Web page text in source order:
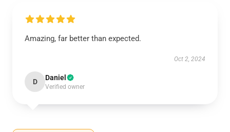
Amazing, far better than expected.
Oct 2, 2024
D Daniel
Verified owner